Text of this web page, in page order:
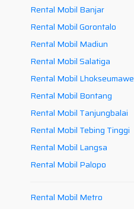
Rental Mobil Banjar
Rental Mobil Gorontalo
Rental Mobil Madiun
Rental Mobil Salatiga
Rental Mobil Lhokseumawe
Rental Mobil Bontang
Rental Mobil Tanjungbalai
Rental Mobil Tebing Tinggi
Rental Mobil Langsa
Rental Mobil Palopo
Rental Mobil Metro